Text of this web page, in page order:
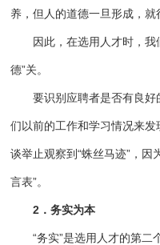
养，但人的道德一旦形成，就
因此，在选用人才时，我
德”关。
要识别应聘者是否有良好
们以前的工作和学习情况来
谈举止观察到“蛛丝马迹”，因
言表”。
2．务实为本
“务实”是选用人才的第二